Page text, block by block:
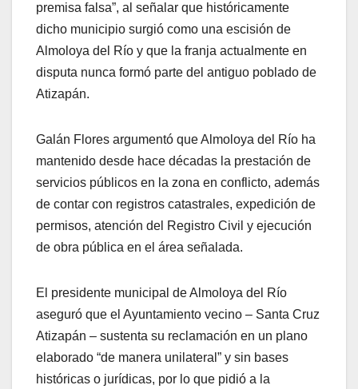
premisa falsa”, al señalar que históricamente
dicho municipio surgió como una escisión de
Almoloya del Río y que la franja actualmente en
disputa nunca formó parte del antiguo poblado de
Atizapán.
Galán Flores argumentó que Almoloya del Río ha
mantenido desde hace décadas la prestación de
servicios públicos en la zona en conflicto, además
de contar con registros catastrales, expedición de
permisos, atención del Registro Civil y ejecución
de obra pública en el área señalada.
El presidente municipal de Almoloya del Río
aseguró que el Ayuntamiento vecino – Santa Cruz
Atizapán – sustenta su reclamación en un plano
elaborado “de manera unilateral” y sin bases
históricas o jurídicas, por lo que pidió a la